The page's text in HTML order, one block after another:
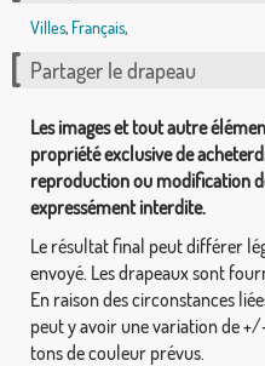
Villes, Français,
Partager le drapeau
Les images et tout autre
propriété exclusive de
reproduction ou modification
expressément interdite.
Le résultat final peut différer
envoyé. Les drapeaux sont
En raison des circonstances
peut y avoir une variation de
tons de couleur prévus.